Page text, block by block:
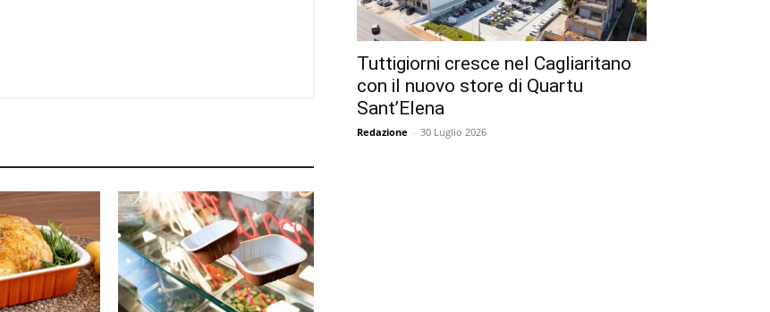
Tuttigiorni cresce nel Cagliaritano
con il nuovo store di Quartu
Sant’Elena
Redazione - 30 Luglio 2026